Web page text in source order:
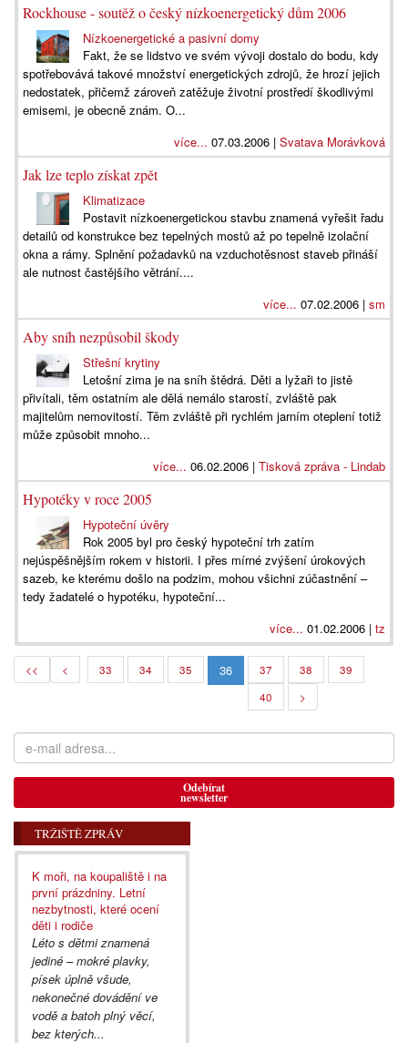
Rockhouse - soutěž o český nízkoenergetický dům 2006
Nízkoenergetické a pasivní domy
Fakt, že se lidstvo ve svém vývoji dostalo do bodu, kdy
spotřebovává takové množství energetických zdrojů, že hrozí jejich
nedostatek, přičemž zároveň zatěžuje životní prostředí škodlivými
emisemi, je obecně znám. O...
více... 07.03.2006 | Svatava Morávková
Jak lze teplo získat zpět
Klimatizace
Postavit nízkoenergetickou stavbu znamená vyřešit řadu
detailů od konstrukce bez tepelných mostů až po tepelně izolační
okna a rámy. Splnění požadavků na vzduchotěsnost staveb přináší
ale nutnost častějšího větrání....
více... 07.02.2006 | sm
Aby sníh nezpůsobil škody
Střešní krytiny
Letošní zima je na sníh štědrá. Děti a lyžaři to jistě
přivítali, těm ostatním ale dělá nemálo starostí, zvláště pak
majitelům nemovitostí. Těm zvláště při rychlém jarním oteplení totiž
může způsobit mnoho...
více... 06.02.2006 | Tisková zpráva - Lindab
Hypotéky v roce 2005
Hypoteční úvěry
Rok 2005 byl pro český hypoteční trh zatím
nejúspěšnějším rokem v historii. I přes mírné zvýšení úrokových
sazeb, ke kterému došlo na podzim, mohou všichni zúčastnění –
tedy žadatelé o hypotéku, hypoteční...
více... 01.02.2006 | tz
<< < 33 34 35 36 37 38
39
40
>
Odebírat
newsletter
TRŽIŠTĚ ZPRÁV
K moři, na koupaliště i na
první prázdniny. Letní
nezbytnosti, které ocení
děti i rodiče
Léto s dětmi znamená
jediné – mokré plavky,
písek úplně všude,
nekonečné dovádění ve
vodě a batoh plný věcí,
bez kterých...